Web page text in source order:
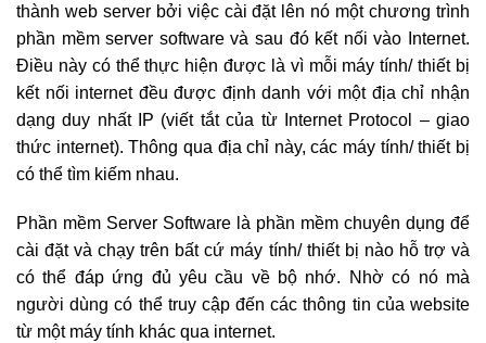
thành web server bởi việc cài đặt lên nó một chương trình
phần mềm server software và sau đó kết nối vào Internet.
Điều này có thể thực hiện được là vì mỗi máy tính/ thiết bị
kết nối internet đều được định danh với một địa chỉ nhận
dạng duy nhất IP (viết tắt của từ Internet Protocol – giao
thức internet). Thông qua địa chỉ này, các máy tính/ thiết bị
có thể tìm kiếm nhau.
Phần mềm Server Software là phần mềm chuyên dụng để
cài đặt và chạy trên bất cứ máy tính/ thiết bị nào hỗ trợ và
có thể đáp ứng đủ yêu cầu về bộ nhớ. Nhờ có nó mà
người dùng có thể truy cập đến các thông tin của website
từ một máy tính khác qua internet.